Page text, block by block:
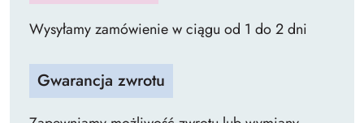
Wysyłamy zamówienie w ciągu od 1 do 2 dni
Gwarancja zwrotu